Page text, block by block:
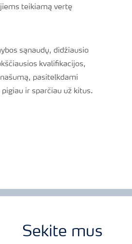
teikiamą vertę
sąnaudų, didžiausio
kvalifikacijos,
pasitelkdami
ir sparčiau už kitus.
Sekite mus